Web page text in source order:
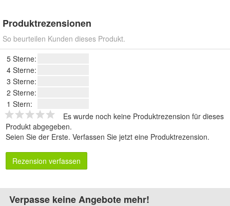
Produktrezensionen
So beurteilen Kunden dieses Produkt.
5 Sterne:
4 Sterne:
3 Sterne:
2 Sterne:
1 Stern:
Es wurde noch keine Produktrezension für dieses
Produkt abgegeben.
Seien Sie der Erste. Verfassen Sie jetzt eine Produktrezension.
Rezension verfassen
Verpasse keine Angebote mehr!